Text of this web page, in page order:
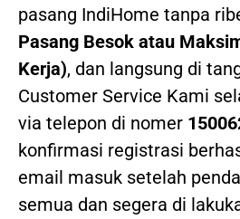
pasang IndiHome tanpa
Pasang Besok atau
Kerja), dan langsung di
Customer Service Kami
via telepon di nomer
konfirmasi registrasi
email masuk setelah
semua dan segera di